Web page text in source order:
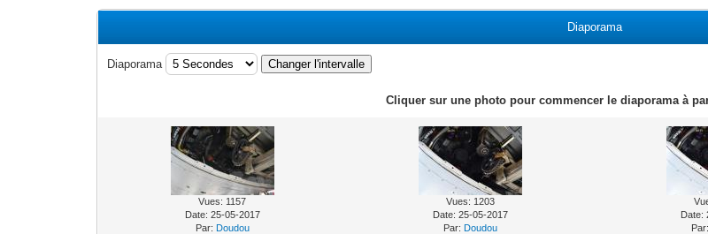
Diaporama
Diaporama
Cliquer sur une photo pour commencer le diaporama à
Vues: 1157
Date: 25-05-2017
Par: Doudou
Vues: 1203
Date: 25-05-2017
Par: Doudou
Date:
Par: